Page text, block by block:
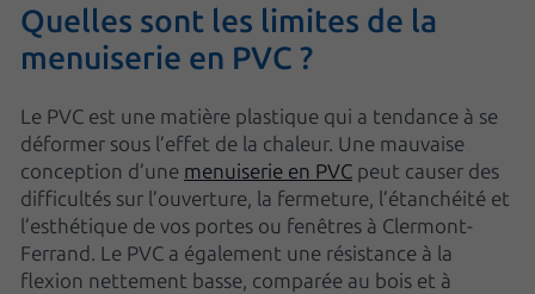
Quelles sont les limites de la
menuiserie en PVC ?
Le PVC est une matière plastique qui a tendance à se
déformer sous l’effet de la chaleur. Une mauvaise
conception d’une menuiserie en PVC peut causer des
difficultés sur l’ouverture, la fermeture, l’étanchéité et
l’esthétique de vos portes ou fenêtres à Clermont-
Ferrand. Le PVC a également une résistance à la
flexion nettement basse, comparée au bois et à